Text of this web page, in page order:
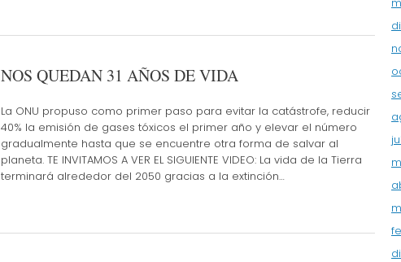
NOS QUEDAN 31 AÑOS DE VIDA
La ONU propuso como primer paso para evitar la catástrofe, reducir
40% la emisión de gases tóxicos el primer año y elevar el número
gradualmente hasta que se encuentre otra forma de salvar al
planeta. TE INVITAMOS A VER EL SIGUIENTE VIDEO: La vida de la Tierra
terminará alrededor del 2050 gracias a la extinción…